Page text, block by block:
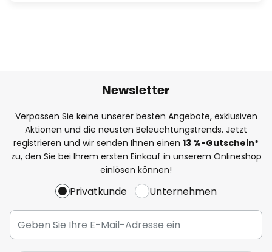
Newsletter
Verpassen Sie keine unserer besten Angebote, exklusiven
Aktionen und die neusten Beleuchtungstrends. Jetzt
registrieren und wir senden Ihnen einen 13 %-Gutschein*
zu, den Sie bei Ihrem ersten Einkauf in unserem Onlineshop
einlösen können!
Privatkunde Unternehmen